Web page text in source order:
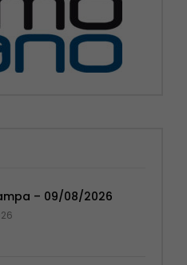
– 09/08/2026